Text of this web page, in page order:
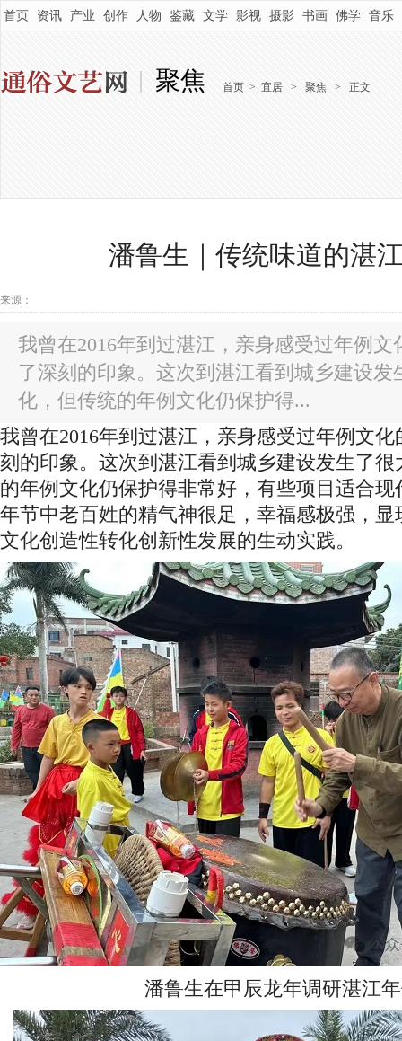
首页 资讯 产业 创作 人物 鉴藏 文学 影视 摄影 书画 佛学 音乐
聚焦 首页 > 宜居 > 聚焦 > 正文
潘鲁生｜传统味道的湛
来源：
我曾在2016年到过湛江，亲身感受过年例文
了深刻的印象。这次到湛江看到城乡建设发
化，但传统的年例文化仍保护得...
我曾在2016年到过湛江，亲身感受过年例文
刻的印象。这次到湛江看到城乡建设发生了
的年例文化仍保护得非常好，有些项目适合
年节中老百姓的精气神很足，幸福感极强，
文化创造性转化创新性发展的生动实践。
潘鲁生在甲辰龙年调研湛江